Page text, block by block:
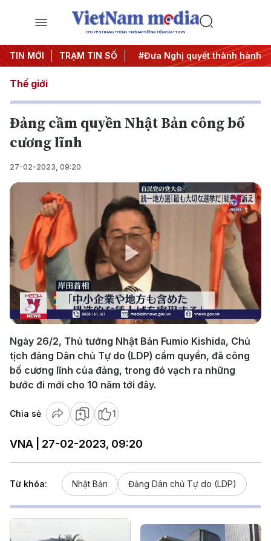
CHUYÊN TRANG THÔNG TIN ĐA PHƯƠNG TIỆN CỦA TTXVN
TIN MỚI TRẠM TIN SỐ
ương 3 #APEC 2027 #Đưa Nghị quyết thành hành
Thế giới
Đảng cầm quyền Nhật Bản công bố
cương lĩnh
27-02-2023, 09:20
Play
Video
Ngày 26/2, Thủ tướng Nhật Bản Fumio Kishida, Chủ
tịch đảng Dân chủ Tự do (LDP) cầm quyền, đã công
bố cương lĩnh của đảng, trong đó vạch ra những
bước đi mới cho 10 năm tới đây.
Chia sẻ 1
VNA | 27-02-2023, 09:20
Từ khóa: Nhật Bản Đảng Dân chủ Tự do (LDP)